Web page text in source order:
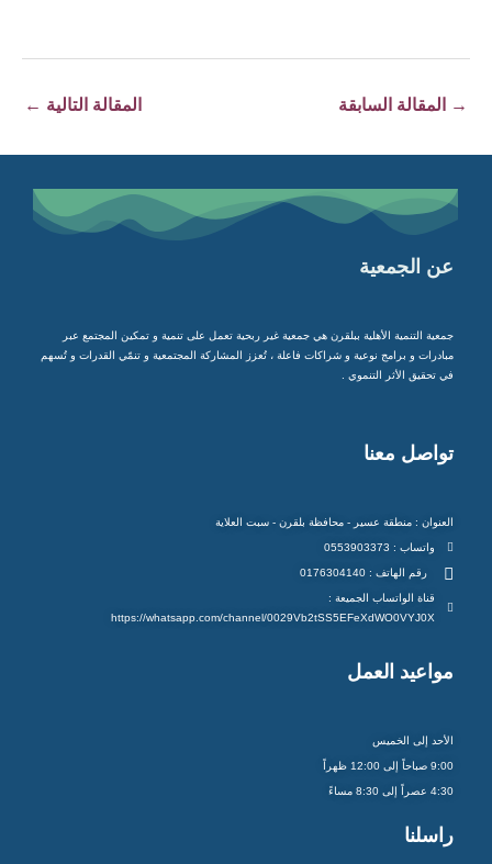
→ المقالة السابقة المقالة التالية ←
عن الجمعية
جمعية التنمية الأهلية ببلقرن هي جمعية غير ربحية تعمل على تنمية و تمكين المجتمع عبر
مبادرات و برامج نوعية و شراكات فاعلة ، تُعزز المشاركة المجتمعية و تنمّي القدرات و تُسهم
في تحقيق الأثر التنموي .
تواصل معنا
العنوان : منطقة عسير - محافظة بلقرن - سبت العلاية
واتساب : 0553903373
رقم الهاتف : 0176304140
قناة الواتساب الجميعة :
https://whatsapp.com/channel/0029Vb2tSS5EFeXdWO0VYJ0X
مواعيد العمل
الأحد إلى الخميس
9:00 صباحاً إلى 12:00 ظهراً
4:30 عصراً إلى 8:30 مساءً
راسلنا